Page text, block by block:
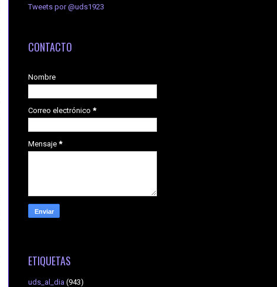
Tweets por @uds1923
CONTACTO
Nombre
Correo electrónico *
Mensaje *
ETIQUETAS
uds_al_dia (943)